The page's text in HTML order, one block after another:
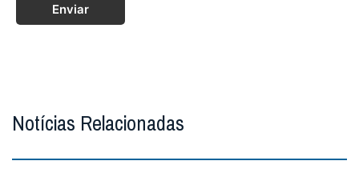
Enviar
Notícias Relacionadas